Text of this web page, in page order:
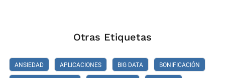
Otras Etiquetas
ANSIEDAD APLICACIONES BIG DATA BONIFICACIÓN